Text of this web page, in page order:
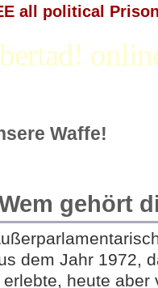
all political
Waffe!
gehört
dem Jahr 1972,
heute aber